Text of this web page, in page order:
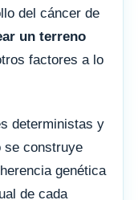
del cáncer de
un terreno
factores a lo
deterministas y
se construye
genética
de cada